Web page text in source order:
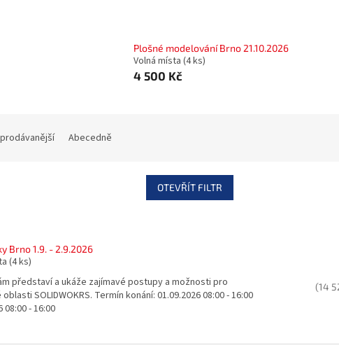
Plošné modelování Brno 21.10.2026
Volná místa(4 ks)
4 500 Kč
Abecedně
OTEVŘÍT FILTR
Brno 1.9. - 2.9.2026
(4 ks)
představí a ukáže zajímavé postupy a možnosti pro
SOLIDWOKRS. Termín konání: 01.09.2026 08:00 - 16:00
08:00 - 16:00
(14